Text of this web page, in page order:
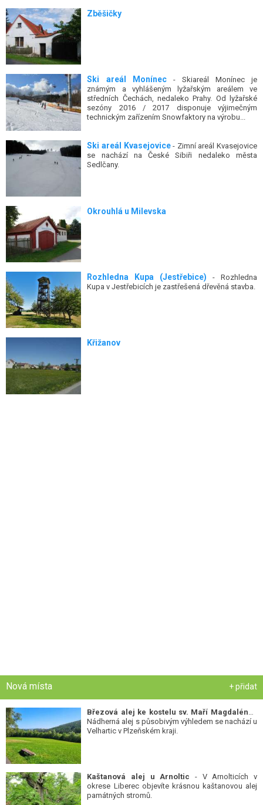
Zběšičky
Ski areál Monínec- Skiareál Monínec je
známým a vyhlášeným lyžařským areálem ve
středních Čechách, nedaleko Prahy. Od lyžařské
sezóny 2016 / 2017 disponuje výjimečným
technickým zařízením Snowfaktory na výrobu...
Ski areál Kvasejovice- Zimní areál Kvasejovice
se nachází na České Sibiři nedaleko města
Sedlčany.
Okrouhlá u Milevska
Rozhledna Kupa (Jestřebice) - Rozhledna
Kupa v Jestřebicích je zastřešená dřevěná stavba.
Křižanov
Nová místa + přidat
Nádherná alej s působivým výhledem se nachází u
Velhartic v Plzeňském kraji.
Kaštanová alej u Arnoltic - V Arnolticích v
okrese Liberec objevíte krásnou kaštanovou alej
památných stromů.